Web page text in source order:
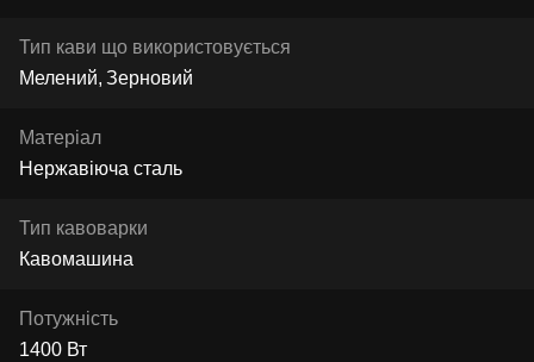
Тип кави що використовується
Мелений Зерновий
Матеріал
Нержавіюча сталь
Тип кавоварки
Кавомашина
Потужність
1400 Вт